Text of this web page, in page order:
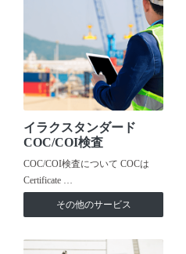
イラクスタンダード
COC/COI検査
COC/COI検査について COCは
Certificate …
その他のサービス